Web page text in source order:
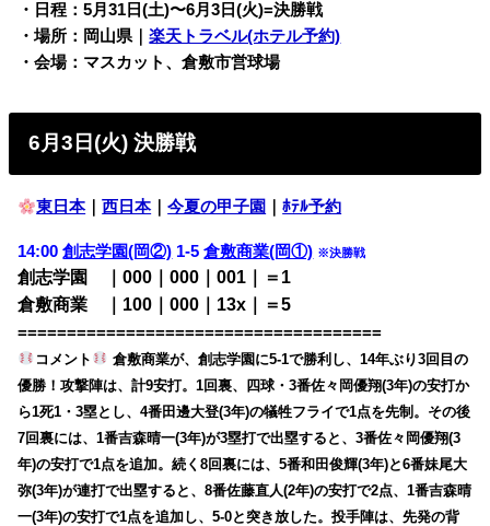
・日程：5月31日(土)〜6月3日(火)=決勝戦
・場所：岡山県 ｜楽天トラベル(ホテル予約)
・会場：マスカット、倉敷市営球場
6月3日(火) 決勝戦
東日本｜西日本｜今夏の甲子園 ｜ﾎﾃﾙ予約
14:00創志学園(岡②) 1-5倉敷商業(岡①) ※決勝戦
創志学園 ｜000｜000｜001｜＝1
倉敷商業 ｜100｜000｜13x｜＝5
=====================================
コメント
倉敷商業が、創志学園に5-1で勝利し、14年ぶり3回目の
優勝！攻撃陣は、計9安打。1回裏、四球・3番佐々岡優翔(3年)の安打か
ら1死1・3塁とし、4番田邊大登(3年)の犠牲フライで1点を先制。その後
7回裏には、1番吉森晴一(3年)が3塁打で出塁すると、3番佐々岡優翔(3
年)の安打で1点を追加。続く8回裏には、5番和田俊輝(3年)と6番妹尾大
弥(3年)が連打で出塁すると、8番佐藤直人(2年)の安打で2点、1番吉森晴
一(3年)の安打で1点を追加し、5-0と突き放した。投手陣は、先発の背